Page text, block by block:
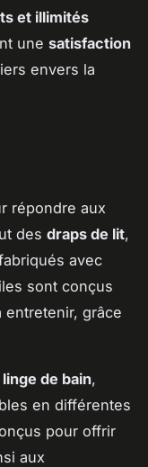
et illimités
une satisfaction
envers la
répondre aux
des draps de lit,
avec
sont conçus
grâce
linge de bain,
en différentes
pour offrir
aux